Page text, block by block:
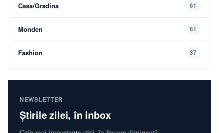
Casa/Gradina 61
Monden 61
Fashion 37
NEWSLETTER
Știrile zilei, în inbox